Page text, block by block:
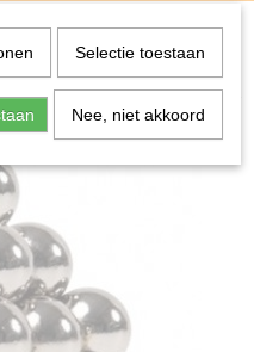
>The
Selectie toestaan
Nee, niet akkoord